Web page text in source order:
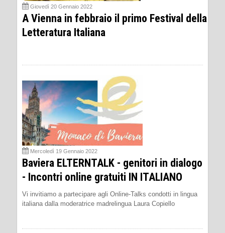
Giovedì 20 Gennaio 2022
A Vienna in febbraio il primo Festival della
Letteratura Italiana
Mercoledì 19 Gennaio 2022
Baviera ELTERNTALK - genitori in dialogo
- Incontri online gratuiti IN ITALIANO
Vi invitiamo a partecipare agli Online-Talks condotti in lingua
italiana dalla moderatrice madrelingua Laura Copiello